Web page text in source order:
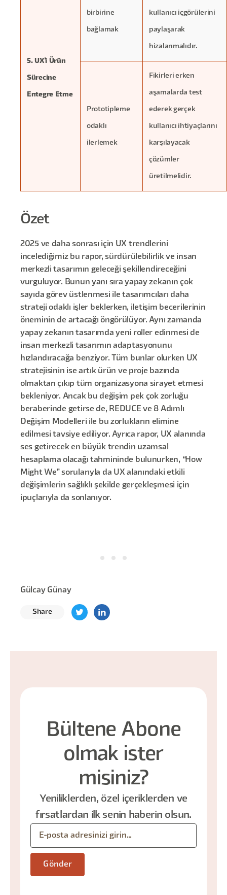
5. UX'i Ürün
Sürecine
Entegre Etme
birbirine
bağlamak
kullanıcı içgörülerini
paylaşarak
hizalanmalıdır.
Prototipleme
odaklı
ilerlemek
Fikirleri erken
aşamalarda test
ederek gerçek
kullanıcı ihtiyaçlarını
karşılayacak
çözümler
üretilmelidir.
Özet
2025 ve daha sonrası için UX trendlerini
incelediğimiz bu rapor, sürdürülebilirlik ve insan
merkezli tasarımın geleceği şekillendireceğini
vurguluyor. Bunun yanı sıra yapay zekanın çok
sayıda görev üstlenmesi ile tasarımcıları daha
strateji odaklı işler beklerken, iletişim becerilerinin
öneminin de artacağı öngörülüyor. Aynı zamanda
yapay zekanın tasarımda yeni roller edinmesi de
insan merkezli tasarımın adaptasyonunu
hızlandıracağa benziyor. Tüm bunlar olurken UX
stratejisinin ise artık ürün ve proje bazında
olmaktan çıkıp tüm organizasyona sirayet etmesi
bekleniyor. Ancak bu değişim pek çok zorluğu
beraberinde getirse de, REDUCE ve 8 Adımlı
Değişim Modelleri ile bu zorlukların elimine
edilmesi tavsiye ediliyor. Ayrıca rapor, UX alanında
ses getirecek en büyük trendin uzamsal
hesaplama olacağı tahmininde bulunurken, “How
Might We” sorularıyla da UX alanındaki etkili
değişimlerin sağlıklı şekilde gerçekleşmesi için
ipuçlarıyla da sonlanıyor.
Gülcay Günay
Share
Bültene Abone
olmak ister
misiniz?
Yeniliklerden, özel içeriklerden ve
fırsatlardan ilk senin haberin olsun.